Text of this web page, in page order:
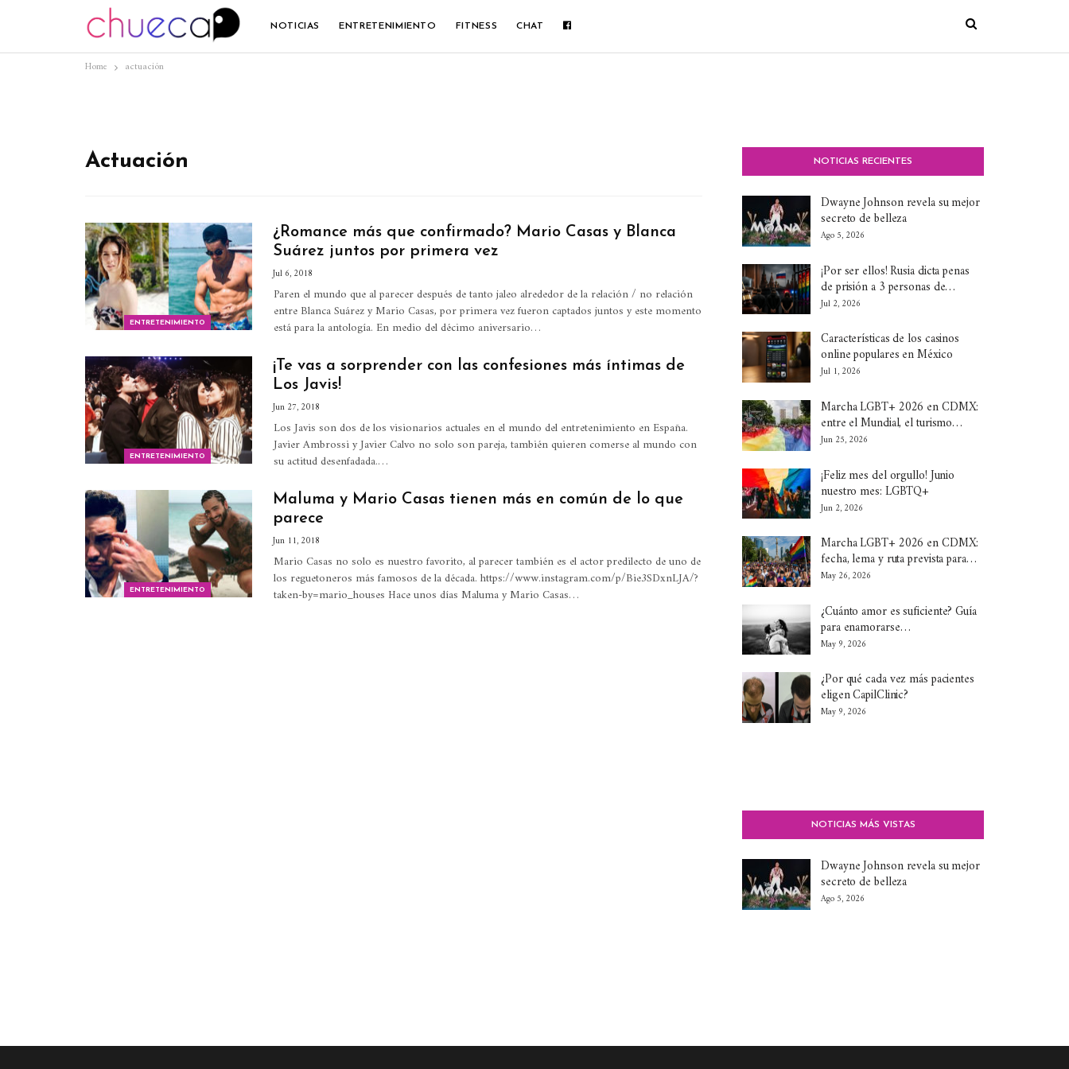
NOTICIAS ENTRETENIMIENTO FITNESS CHAT
Home actuación
Actuación
ENTRETENIMIENTO
¿Romance más que confirmado? Mario Casas y Blanca
Suárez juntos por primera vez
Jul 6, 2018
Paren el mundo que al parecer después de tanto jaleo alrededor de la relación / no relación
entre Blanca Suárez y Mario Casas, por primera vez fueron captados juntos y este momento
está para la antología. En medio del décimo aniversario…
ENTRETENIMIENTO
¡Te vas a sorprender con las confesiones más íntimas de
Los Javis!
Jun 27, 2018
Los Javis son dos de los visionarios actuales en el mundo del entretenimiento en España.
Javier Ambrossi y Javier Calvo no solo son pareja, también quieren comerse al mundo con
su actitud desenfadada.…
ENTRETENIMIENTO
Maluma y Mario Casas tienen más en común de lo que
parece
Jun 11, 2018
Mario Casas no solo es nuestro favorito, al parecer también es el actor predilecto de uno de
los reguetoneros más famosos de la década. https://www.instagram.com/p/Bie3SDxnLJA/?
taken-by=mario_houses Hace unos días Maluma y Mario Casas…
NOTICIAS RECIENTES
Dwayne Johnson revela su mejor
secreto de belleza
Ago 5, 2026
¡Por ser ellos! Rusia dicta penas
de prisión a 3 personas de…
Jul 2, 2026
Características de los casinos
online populares en México
Jul 1, 2026
Marcha LGBT+ 2026 en CDMX:
entre el Mundial, el turismo…
Jun 25, 2026
¡Feliz mes del orgullo! Junio
nuestro mes: LGBTQ+
Jun 2, 2026
Marcha LGBT+ 2026 en CDMX:
fecha, lema y ruta prevista para…
May 26, 2026
¿Cuánto amor es suficiente? Guía
para enamorarse…
May 9, 2026
¿Por qué cada vez más pacientes
eligen CapilClinic?
May 9, 2026
NOTICIAS MÁS VISTAS
Dwayne Johnson revela su mejor
secreto de belleza
Ago 5, 2026